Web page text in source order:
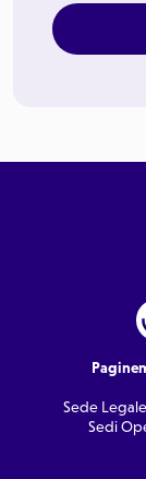
Sede
Sedi